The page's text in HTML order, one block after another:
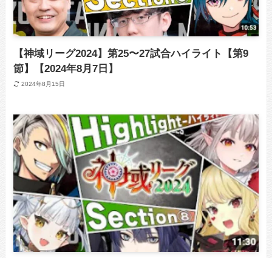
【神域リーグ2024】第25〜27試合ハイライト【第9
節】【2024年8月7日】
2024年8月15日